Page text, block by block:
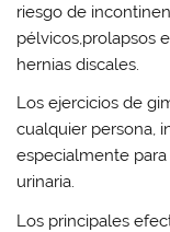
riesgo de
pélvicos,prolapsos
hernias discales.
Los ejercicios de
cualquier persona,
especialmente
urinaria.
Los principales